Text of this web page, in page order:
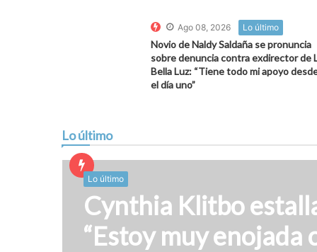
Ago 08, 2026 Lo último
Novio de Naldy Saldaña se pronuncia
sobre denuncia contra exdirector de
Bella Luz: “Tiene todo mi apoyo
el día uno”
Lo último
Lo último
Cynthia Klitbo
“Estoy muy enojada